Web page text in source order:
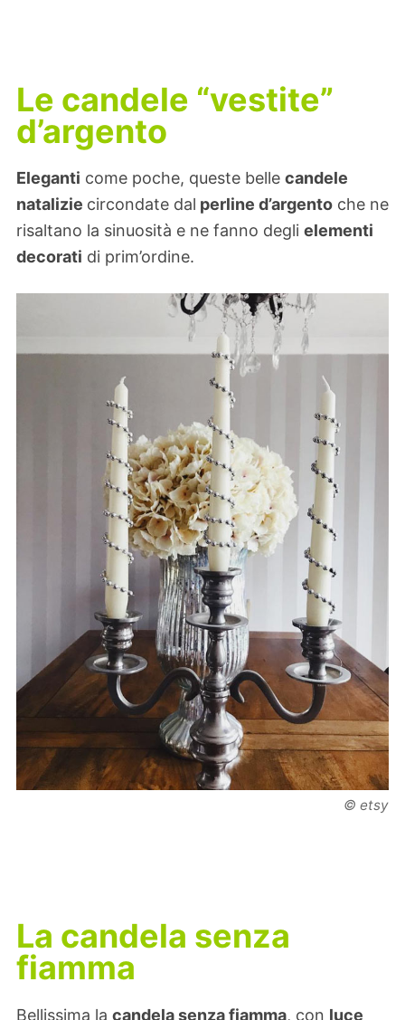
Le candele “vestite”
d’argento
Eleganti come poche, queste belle candele
natalizie circondate dal perline d’argento che ne
risaltano la sinuosità e ne fanno degli elementi
decorati di prim’ordine.
© etsy
La candela senza
fiamma
Bellissima la candela senza fiamma, con luce